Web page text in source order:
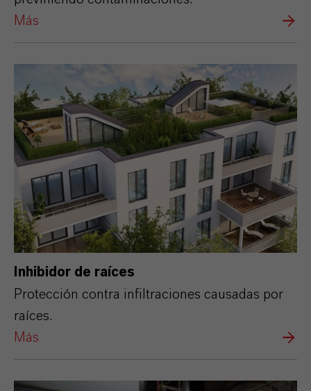
Más
Inhibidor de raíces
Protección contra infiltraciones causadas por
raíces.
Más